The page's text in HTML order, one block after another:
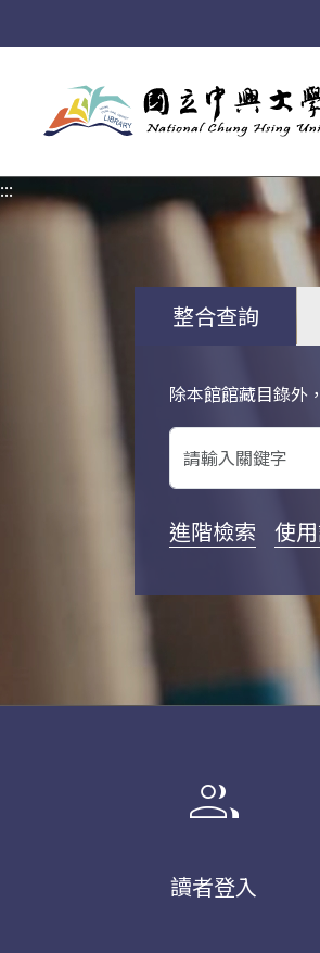
:::
整合查詢
除本館館藏目錄外
關鍵字搜尋
進階檢索 使
group
讀者登入